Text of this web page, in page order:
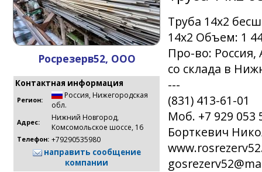
Росрезерв52, ООО
Контактная информация
Регион: Россия, Нижегородская
обл.
Адрес:
Нижний Новгород,
Комсомольское шоссе, 16
Телефон: +79290535980
направить сообщение
компании
Труба 14х2
14х2 Объем: 1
Про-во:
со склада в
---
(831) 413-61-01
Моб. +7 929 053
Борткевич